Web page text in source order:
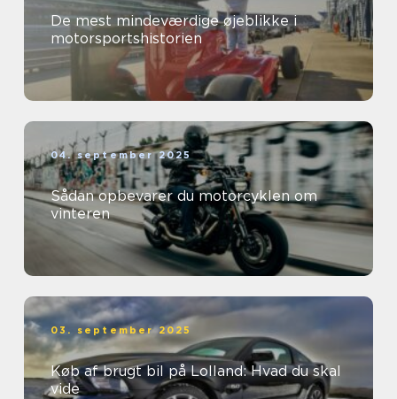
De mest mindeværdige øjeblikke i
motorsportshistorien
04. september 2025
Sådan opbevarer du motorcyklen om
vinteren
03. september 2025
Køb af brugt bil på Lolland: Hvad du skal
vide